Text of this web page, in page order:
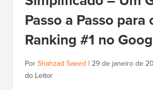
Passo a Passo para
Ranking #1 no
PorShahzad Saeed | 29 de janeiro de
do Leitor